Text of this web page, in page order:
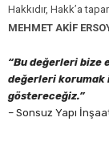
Hakkıdır, Hakk’a
MEHMET AKİF
“Bu değerleri bize
değerleri korumak
göstereceğiz.”
– Sonsuz Yapı